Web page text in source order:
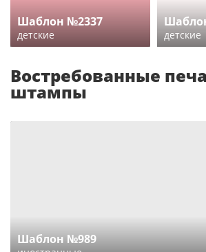
Шаблон №2337
детские детские
Востребованные
штампы
Шаблон №989